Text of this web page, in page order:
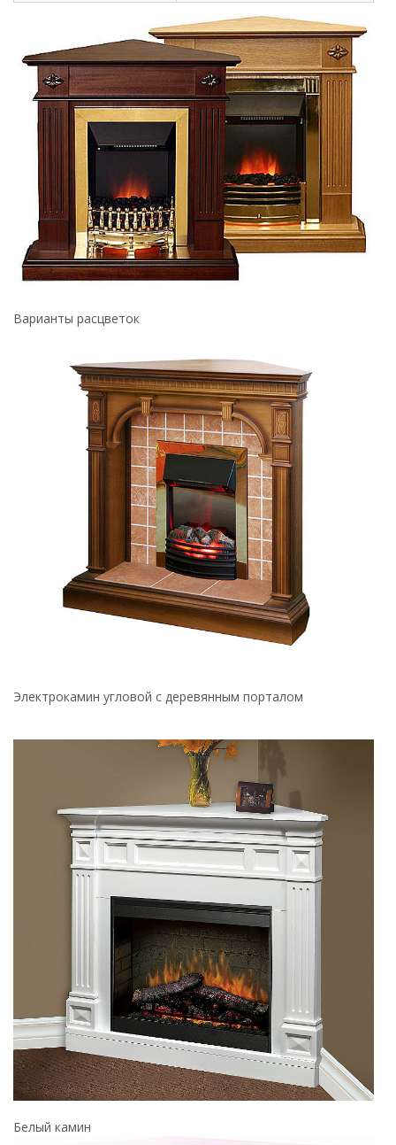
Варианты расцветок
Электрокамин угловой с деревянным порталом
Белый камин